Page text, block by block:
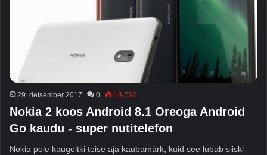
29. detsember 2017 0 13,732
Nokia 2 koos Android 8.1 Oreoga Android
Go kaudu - super nutitelefon
Nokia pole kaugeltki teise aja kaubamärk, kuid see lubab siiski